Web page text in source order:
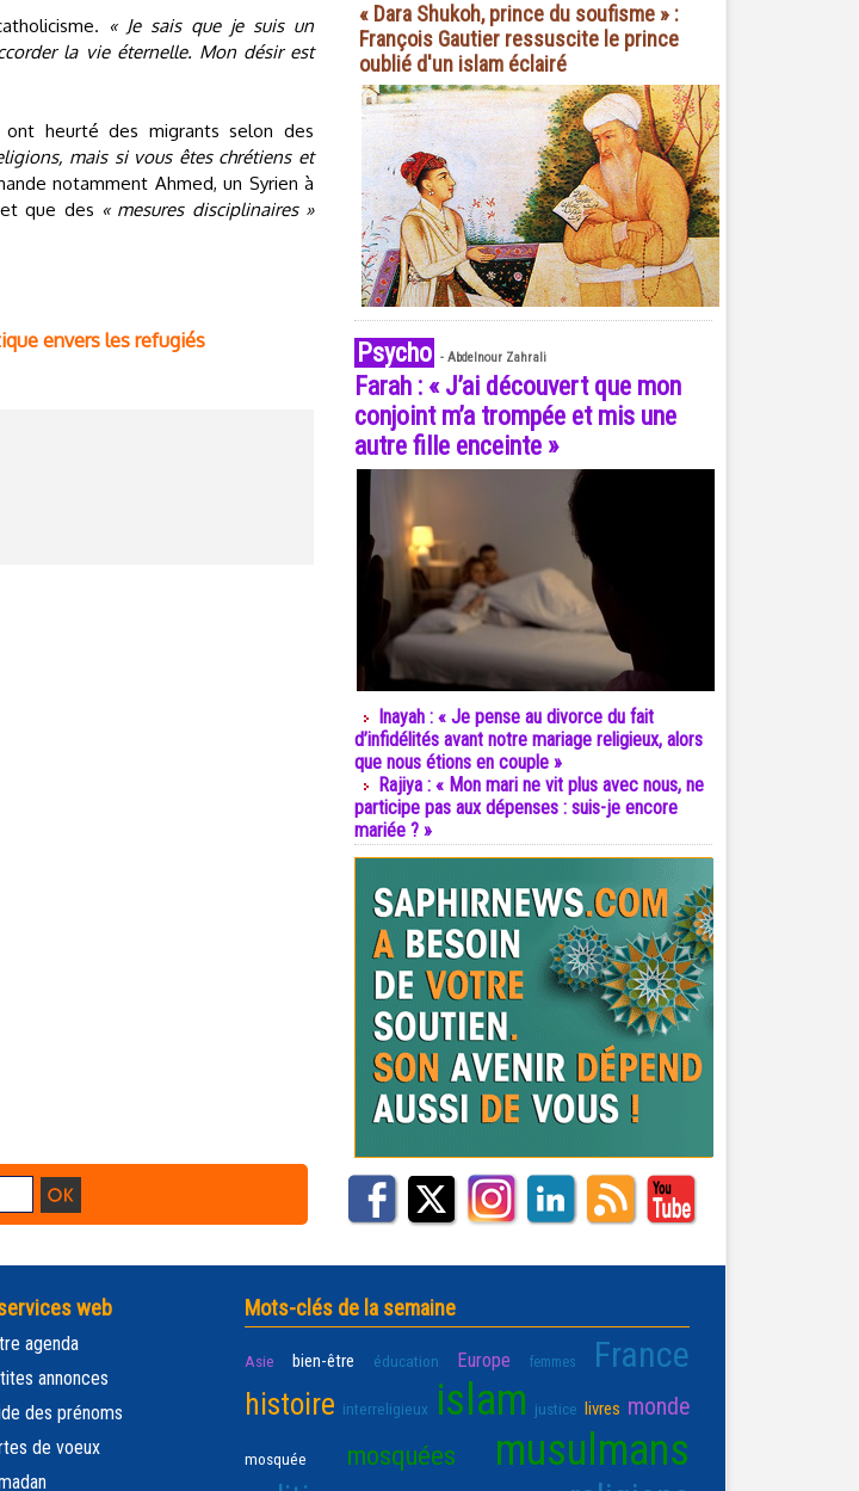
« Je sais que je suis un
la vie éternelle. Mon désir est
heurté des migrants selon des
mais si vous êtes chrétiens et
notamment Ahmed, un Syrien à
que des « mesures disciplinaires »
envers les refugiés
« Dara Shukoh, prince du soufisme » :
François Gautier ressuscite le prince
oublié d'un islam éclairé
Psycho - Abdelnour Zahrali
Farah : « J’ai découvert que mon
conjoint m’a trompée et mis une
autre fille enceinte »
Inayah : « Je pense au divorce du fait
d’infidélités avant notre mariage religieux, alors
que nous étions en couple »
Rajiya : « Mon mari ne vit plus avec nous, ne
participe pas aux dépenses : suis-je encore
mariée ? »
web
agenda
annonces
des prénoms
de voeux
Mots-clés de la semaine
Asie bien-être éducation Europe femmes France
histoire interreligieux islam justice livres monde
mosquée mosquées musulmans